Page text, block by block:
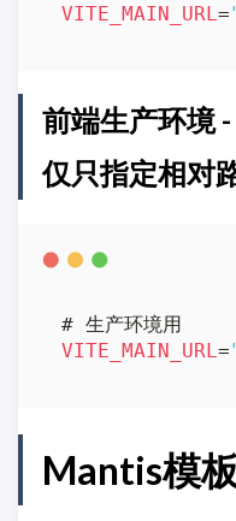
VITE_MAIN_URL =
前端生产环境
仅只指定相对
VITE_MAIN_URL=
Mantis模